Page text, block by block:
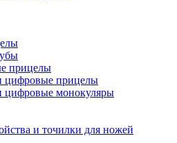
прицелы
цифровые прицелы
цифровые монокуляры
и точилки для ножей